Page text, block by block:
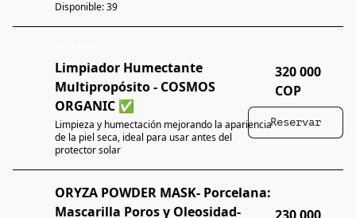
Disponible: 39
Limpiador Humectante
Multipropósito - COSMOS
ORGANIC ✅
Limpieza y humectación mejorando la apariencia
de la piel seca, ideal para usar antes del
protector solar
320 000
COP
Reservar
ORYZA POWDER MASK- Porcelana:
Mascarilla Poros y Oleosidad-